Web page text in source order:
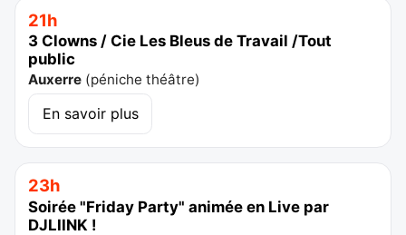
21h
3 Clowns / Cie Les Bleus de Travail /Tout
public
Auxerre (péniche théâtre)
En savoir plus
23h
Soirée "Friday Party" animée en Live par
DJLIINK !